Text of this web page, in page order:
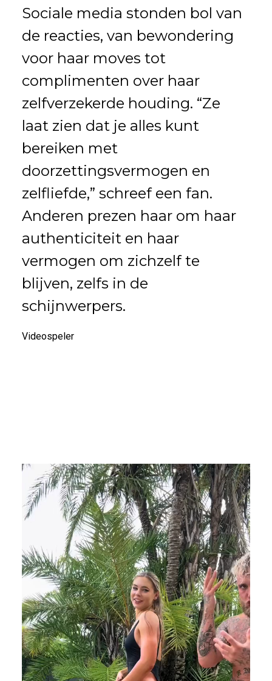
Sociale media stonden bol van
de reacties, van bewondering
voor haar moves tot
complimenten over haar
zelfverzekerde houding. “Ze
laat zien dat je alles kunt
bereiken met
doorzettingsvermogen en
zelfliefde,” schreef een fan.
Anderen prezen haar om haar
authenticiteit en haar
vermogen om zichzelf te
blijven, zelfs in de
schijnwerpers.
Videospeler